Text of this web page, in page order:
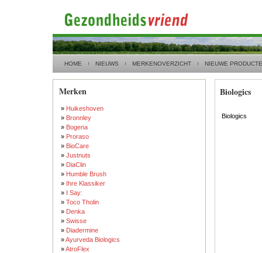
HOME NIEUWS MERKENOVERZICHT NIEUWE
Merken
» Huikeshoven
» Bronnley
» Bogena
» Proraso
» BioCare
» Justnuts
» DiaClin
» Humble Brush
» Ihre Klassiker
» I Say:
» Toco Tholin
» Denka
» Swisse
» Diadermine
»Ayurveda Biologics
»AtroFlex
Biologics
Biologics